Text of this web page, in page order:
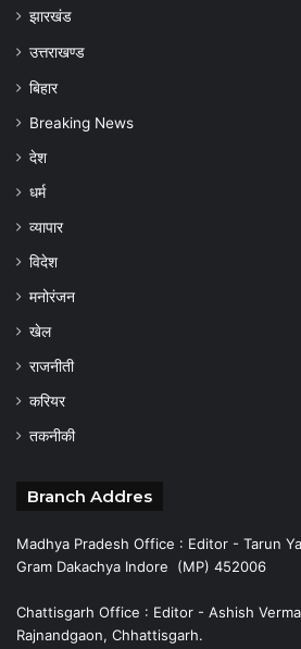
झारखंड
उत्तराखण्ड
बिहार
Breaking News
देश
धर्म
व्यापार
विदेश
मनोरंजन
खेल
राजनीती
करियर
तकनीकी
Branch Addres
Madhya Pradesh Office : Editor - Tarun
Gram Dakachya Indore (MP) 452006
Chattisgarh Office : Editor - Ashish
Rajnandgaon, Chhattisgarh.